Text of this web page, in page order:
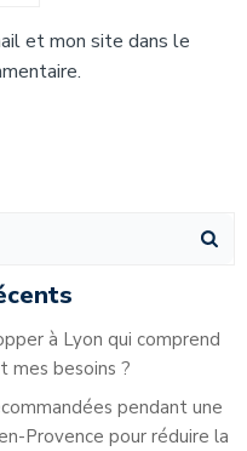
et mon site dans le
à Lyon qui comprend
mes besoins ?
pendant une
Provence pour réduire la